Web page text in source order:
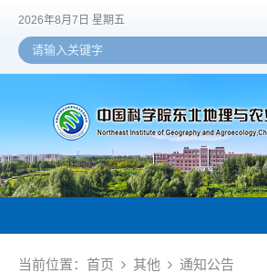
2026年8月7日 星期五
当前位置： 首页 其他 通知公告